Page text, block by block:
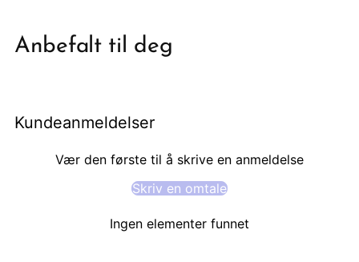
din
Anbefalt til deg
Kundeanmeldelser
Vær den første til å skrive en anmeldelse
Skriv en omtale
Ingen elementer funnet